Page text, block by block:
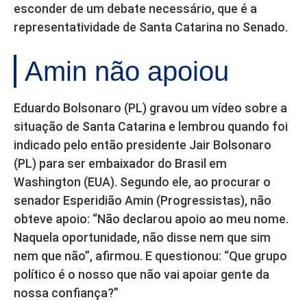
esconder de um debate necessário, que é a
representatividade de Santa Catarina no Senado.
Amin não apoiou
Eduardo Bolsonaro (PL) gravou um vídeo sobre a
situação de Santa Catarina e lembrou quando foi
indicado pelo então presidente Jair Bolsonaro
(PL) para ser embaixador do Brasil em
Washington (EUA). Segundo ele, ao procurar o
senador Esperidião Amin (Progressistas), não
obteve apoio: “Não declarou apoio ao meu nome.
Naquela oportunidade, não disse nem que sim
nem que não”, afirmou. E questionou: “Que grupo
político é o nosso que não vai apoiar gente da
nossa confiança?”